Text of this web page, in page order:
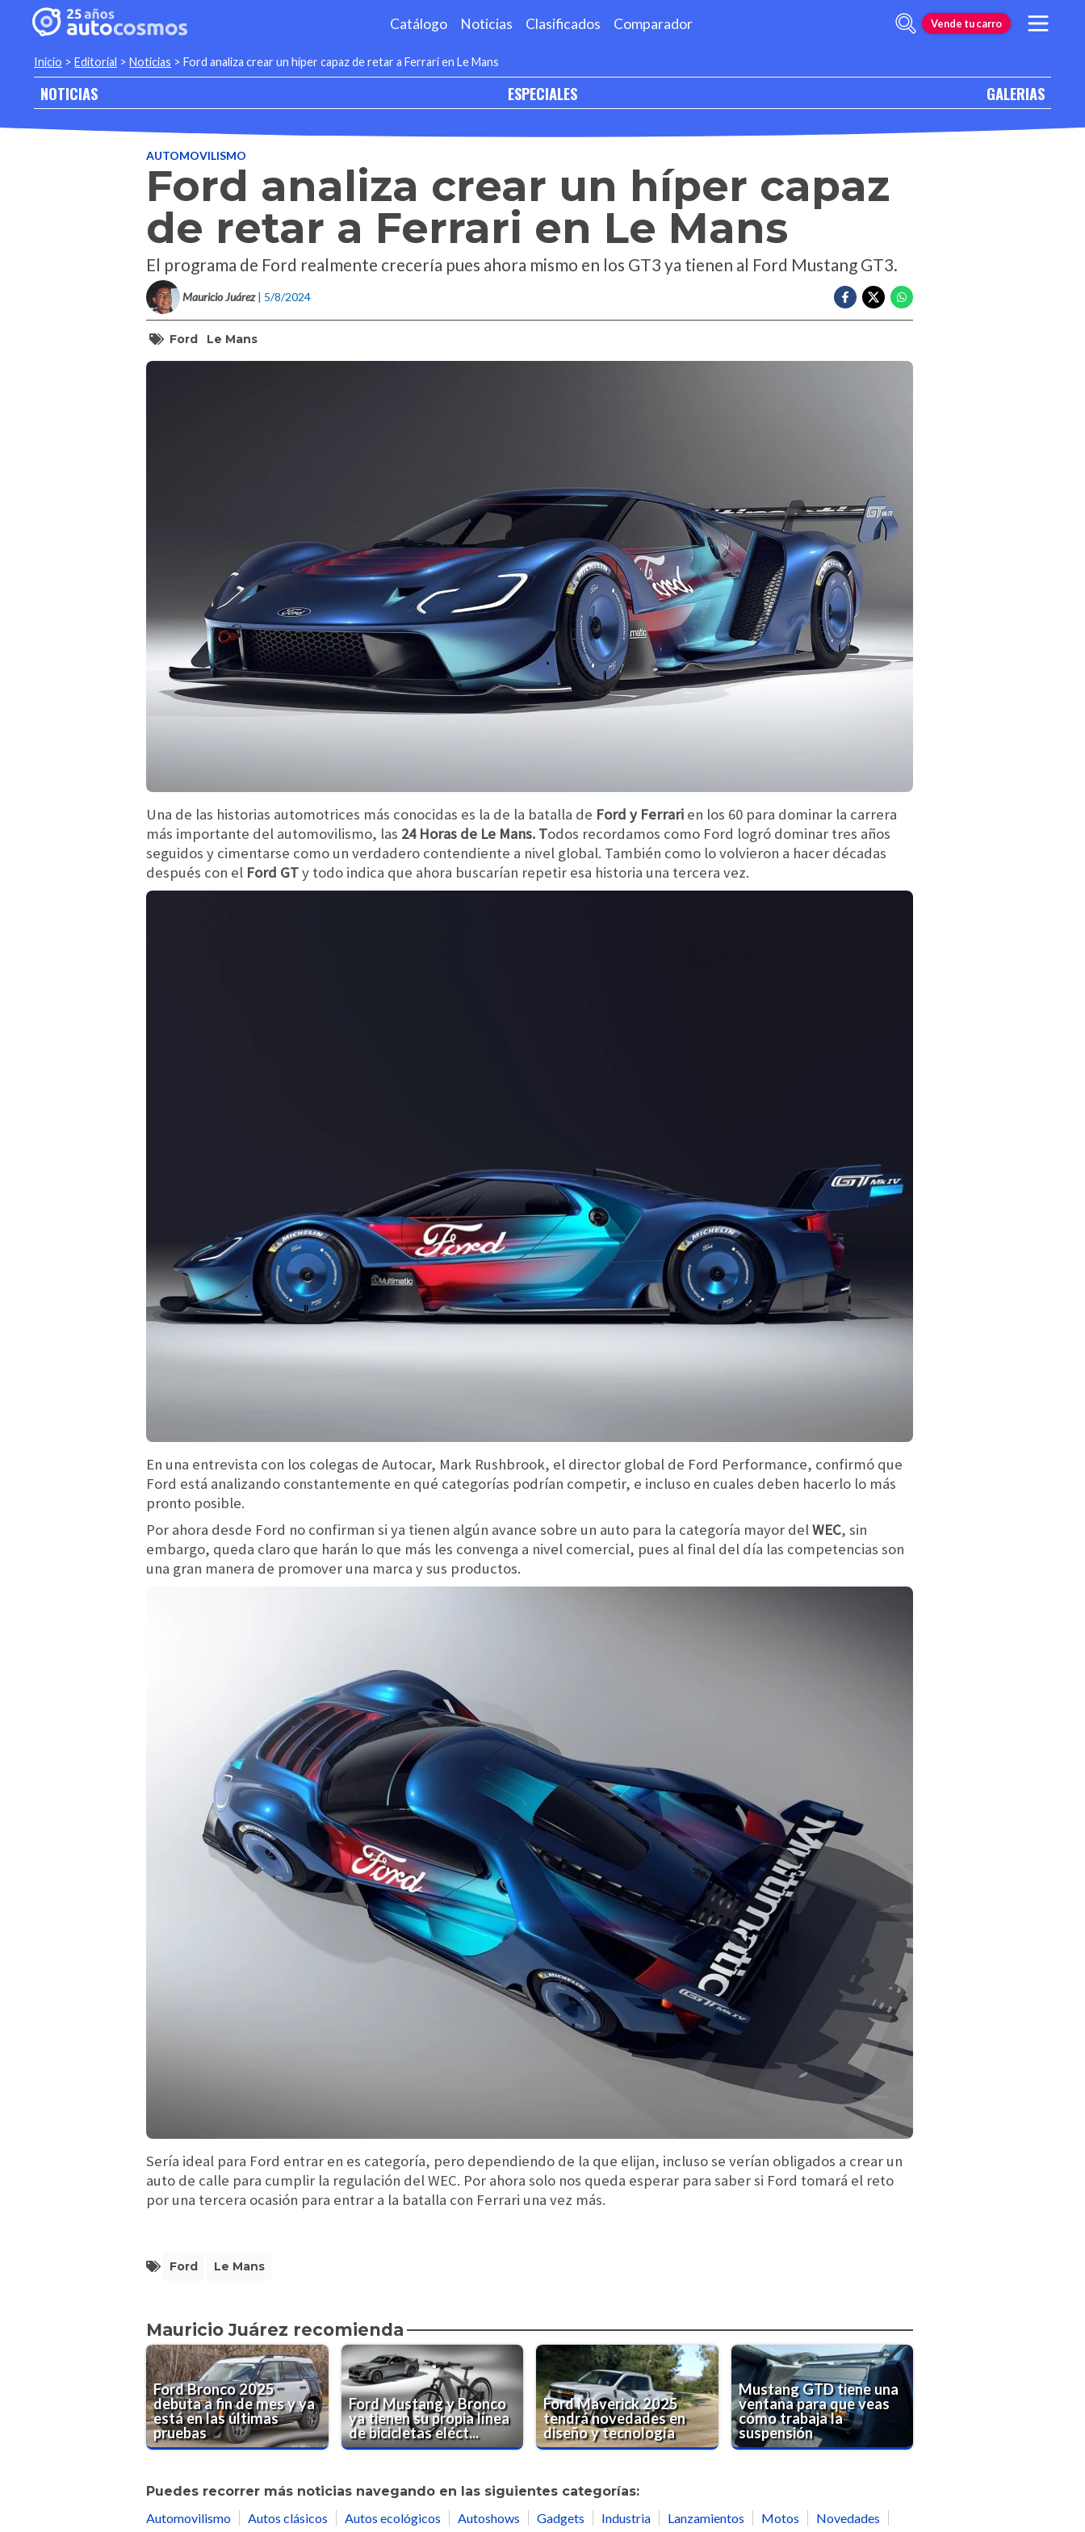
Catálogo Noticias Clasificados Comparador Vende tu carro
Inicio > Editorial > Noticias > Ford analiza crear un híper capaz de retar a Ferrari en Le Mans
NOTICIAS ESPECIALES GALERIAS
AUTOMOVILISMO
Ford analiza crear un híper capaz
de retar a Ferrari en Le Mans
El programa de Ford realmente crecería pues ahora mismo en los GT3 ya tienen al Ford Mustang GT3.
Mauricio Juárez | 5/8/2024
Ford Le Mans
Una de las historias automotrices más conocidas es la de la batalla de Ford y Ferrari en los 60 para dominar la carrera
más importante del automovilismo, las 24 Horas de Le Mans. Todos recordamos como Ford logró dominar tres años
seguidos y cimentarse como un verdadero contendiente a nivel global. También como lo volvieron a hacer décadas
después con el Ford GTy todo indica que ahora buscarían repetir esa historia una tercera vez.
En una entrevista con los colegas de Autocar, Mark Rushbrook, el director global de Ford Performance, confirmó que
Ford está analizando constantemente en qué categorías podrían competir, e incluso en cuales deben hacerlo lo más
pronto posible.
Por ahora desde Ford no confirman si ya tienen algún avance sobre un auto para la categoría mayor delWEC, sin
embargo, queda claro que harán lo que más les convenga a nivel comercial, pues al final del día las competencias son
una gran manera de promover una marca y sus productos.
Sería ideal para Ford entrar en es categoría, pero dependiendo de la que elijan, incluso se verían obligados a crear un
auto de calle para cumplir la regulación del WEC. Por ahora solo nos queda esperar para saber si Ford tomará el reto
por una tercera ocasión para entrar a la batalla con Ferrari una vez más.
Ford Le Mans
Mauricio Juárez recomienda
Ford Bronco 2025
debuta a fin de mes y ya
está en las últimas
pruebas
Ford Mustang y Bronco
ya tienen su propia línea
de bicicletas eléct...
Ford Maverick 2025
tendrá novedades en
diseño y tecnología
Mustang GTD tiene una
ventana para que veas
cómo trabaja la
suspensión
Puedes recorrer más noticias navegando en las siguientes categorías:
Automovilismo
Autos clásicos Autos ecológicos Autoshows Gadgets Industria Lanzamientos Motos Novedades